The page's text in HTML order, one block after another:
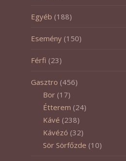
Egyéb (188)
Esemény (150)
Férfi (23)
Gasztro (456)
Bor (17)
Étterem (24)
Kávé (238)
Kávézó (32)
Sör Sörfőzde (10)